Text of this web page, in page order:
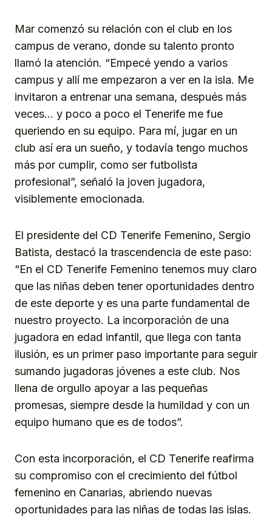
Mar comenzó su relación con el club en los
campus de verano, donde su talento pronto
llamó la atención. “Empecé yendo a varios
campus y allí me empezaron a ver en la isla. Me
invitaron a entrenar una semana, después más
veces… y poco a poco el Tenerife me fue
queriendo en su equipo. Para mí, jugar en un
club así era un sueño, y todavía tengo muchos
más por cumplir, como ser futbolista
profesional”, señaló la joven jugadora,
visiblemente emocionada.
El presidente del CD Tenerife Femenino, Sergio
Batista, destacó la trascendencia de este paso:
“En el CD Tenerife Femenino tenemos muy claro
que las niñas deben tener oportunidades dentro
de este deporte y es una parte fundamental de
nuestro proyecto. La incorporación de una
jugadora en edad infantil, que llega con tanta
ilusión, es un primer paso importante para seguir
sumando jugadoras jóvenes a este club. Nos
llena de orgullo apoyar a las pequeñas
promesas, siempre desde la humildad y con un
equipo humano que es de todos”.
Con esta incorporación, el CD Tenerife reafirma
su compromiso con el crecimiento del fútbol
femenino en Canarias, abriendo nuevas
oportunidades para las niñas de todas las islas.